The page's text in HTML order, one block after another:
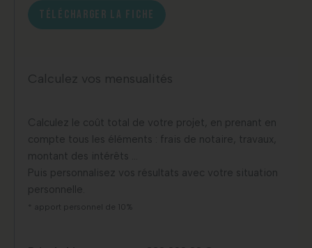
TÉLÉCHARGER LA FICHE
Calculez vos mensualités
Calculez le coût total de votre projet, en prenant en
compte tous les éléments : frais de notaire, travaux,
montant des intérêts …
Puis personnalisez vos résultats avec votre situation
personnelle.
* apport personnel de 10%